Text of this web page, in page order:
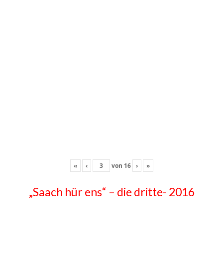
« ‹ von 16 › »
„Saach hür ens“ – die dritte- 2016